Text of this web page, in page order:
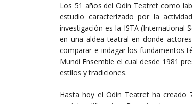
Los 51 años del Odin Teatret como
estudio caracterizado por la
investigación es la ISTA (International
en una aldea teatral en donde
comparar e indagar los fundamentos
Mundi Ensemble el cual desde 1981
estilos y tradiciones.
Hasta hoy el Odin Teatret ha creado